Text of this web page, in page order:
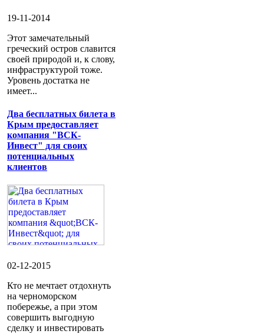
19-11-2014
Этот замечательный
греческий остров славится
своей природой и, к слову,
инфраструктурой тоже.
Уровень достатка не
имеет...
Два бесплатных билета в
Крым предоставляет
компания "ВСК-
Инвест" для своих
потенциальных
клиентов
02-12-2015
Кто не мечтает отдохнуть
на черноморском
побережье, а при этом
совершить выгодную
сделку и инвестировать